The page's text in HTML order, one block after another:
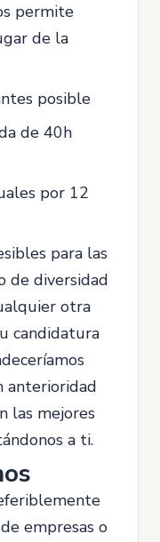
permite
de la
posible
de 40h
por 12
para las
de diversidad
otra
candidatura
anterioridad
las mejores
a ti.
empresas o